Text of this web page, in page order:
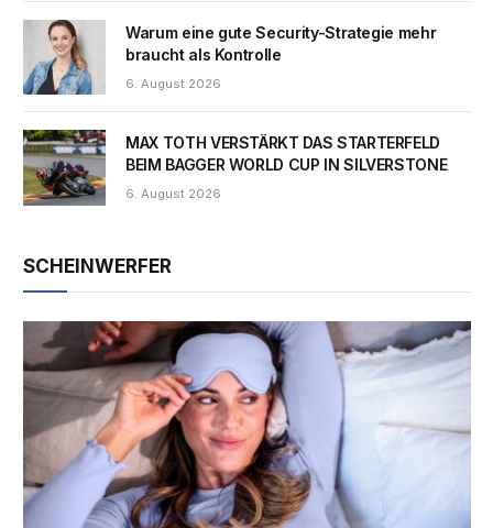
Warum eine gute Security-Strategie mehr
braucht als Kontrolle
6. August 2026
MAX TOTH VERSTÄRKT DAS STARTERFELD
BEIM BAGGER WORLD CUP IN SILVERSTONE
6. August 2026
SCHEINWERFER